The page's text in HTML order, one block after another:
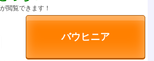
閲覧できます！